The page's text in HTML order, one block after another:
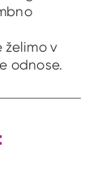
želimo v
odnose.